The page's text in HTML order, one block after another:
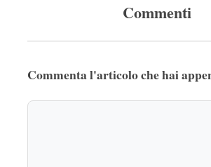
Commenti
Commenta l'articolo che hai